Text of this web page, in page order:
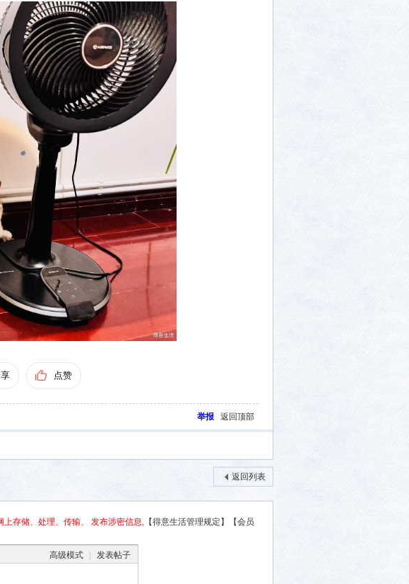
点赞
举报 返回顶部
返回列表
存储、处理、传输、 发布涉密信息, 【得意生活管理规定】
【会员
高级模式 发表帖子